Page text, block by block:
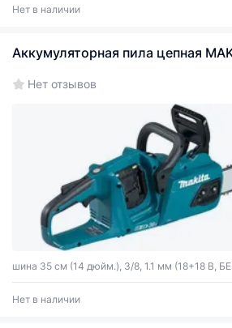
Нет в наличии
Аккумуляторная пила цепная
Нет отзывов
шина 35 см (14 дюйм.), 3/8, 1.1 мм (18+18 В,
Нет в наличии